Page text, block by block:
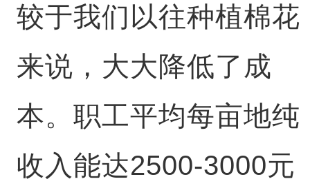
较于我们以往种植棉花
来说，大大降低了成
本。职工平均每亩地纯
收入能达2500-3000元